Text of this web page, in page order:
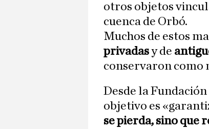
otros objetos
cuenca de Orbó.
Muchos de estos
privadasy de
conservaron como
Desde la
objetivo es
se pierda, sino que